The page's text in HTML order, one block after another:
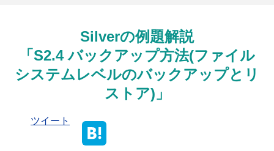
Silverの例題解説
「S2.4 バックアップ方法(ファイル
システムレベルのバックアップとリ
ストア)」
ツイート